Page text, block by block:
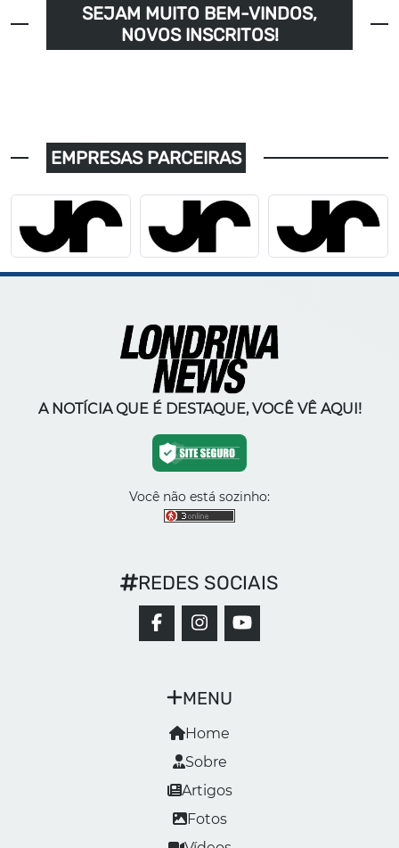
SEJAM MUITO BEM-VINDOS,
NOVOS INSCRITOS!
EMPRESAS PARCEIRAS
A NOTÍCIA QUE É DESTAQUE, VOCÊ VÊ AQUI!
Você não está sozinho:
MENU
Home
Sobre
Artigos
Fotos
REDES SOCIAIS